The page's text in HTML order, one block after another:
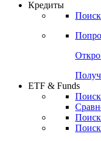
Кредиты
ETF & Funds